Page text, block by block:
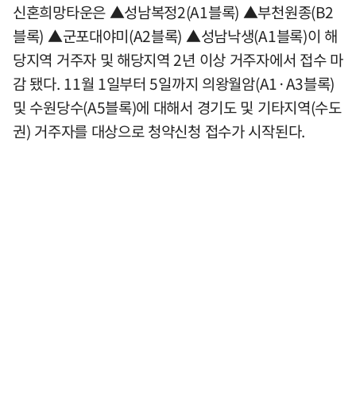
신혼희망타운은 ▲성남복정2(A1블록) ▲부천원종(B2
블록) ▲군포대야미(A2블록) ▲성남낙생(A1블록)이 해
당지역 거주자 및 해당지역 2년 이상 거주자에서 접수 마
감 됐다. 11월 1일부터 5일까지 의왕월암(A1·A3블록)
및 수원당수(A5블록)에 대해서 경기도 및 기타지역(수도
권) 거주자를 대상으로 청약신청 접수가 시작된다.